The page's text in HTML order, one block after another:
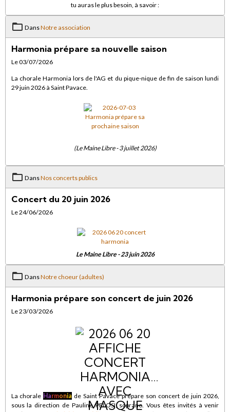
tu auras le plus besoin, à savoir :
DansNotre association
Harmonia prépare sa nouvelle saison
Le 03/07/2026
La chorale Harmonia lors de l'AG et du pique-nique de fin de saison lundi
29 juin 2026 à Saint Pavace.
(Le Maine Libre - 3 juillet 2026)
DansNos concerts publics
Concert du 20 juin 2026
Le 24/06/2026
Le Maine Libre - 23 juin 2026
DansNotre choeur (adultes)
Harmonia prépare son concert de juin 2026
Le 23/03/2026
La chorale Harmonia de Saint Pavace prépare son concert de juin 2026,
sous la direction de Pauline PELOSI, soprano. Vous êtes invités à venir